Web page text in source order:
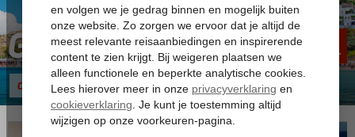
Griekenland 199 p.p.
Vakantie Griekenland: genieten op Griekse eilanden!
Over Griekenland Foto's & video Beoordelingen
Mediterraneo
D'Andrea